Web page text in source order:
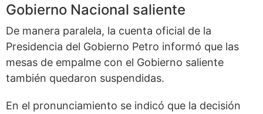
Gobierno Nacional saliente
De manera paralela, la cuenta oficial de la
Presidencia del Gobierno Petro informó que las
mesas de empalme con el Gobierno saliente
también quedaron suspendidas.
En el pronunciamiento se indicó que la decisión